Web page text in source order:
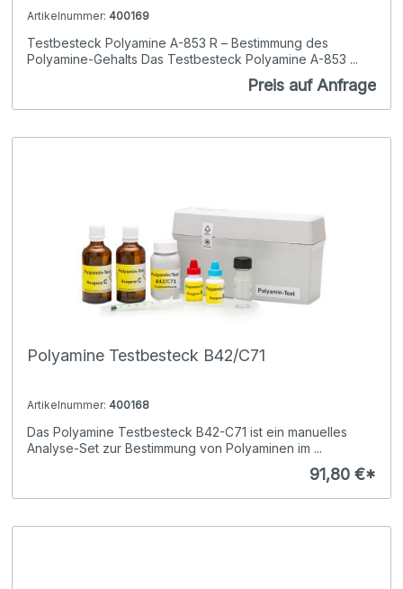
Artikelnummer: 400169
Testbesteck Polyamine A-853 R – Bestimmung des
Polyamine-Gehalts Das Testbesteck Polyamine A-853 ...
Preis auf Anfrage
Polyamine Testbesteck B42/C71
Artikelnummer: 400168
Das Polyamine Testbesteck B42-C71 ist ein manuelles
Analyse-Set zur Bestimmung von Polyaminen im ...
91,80 €*